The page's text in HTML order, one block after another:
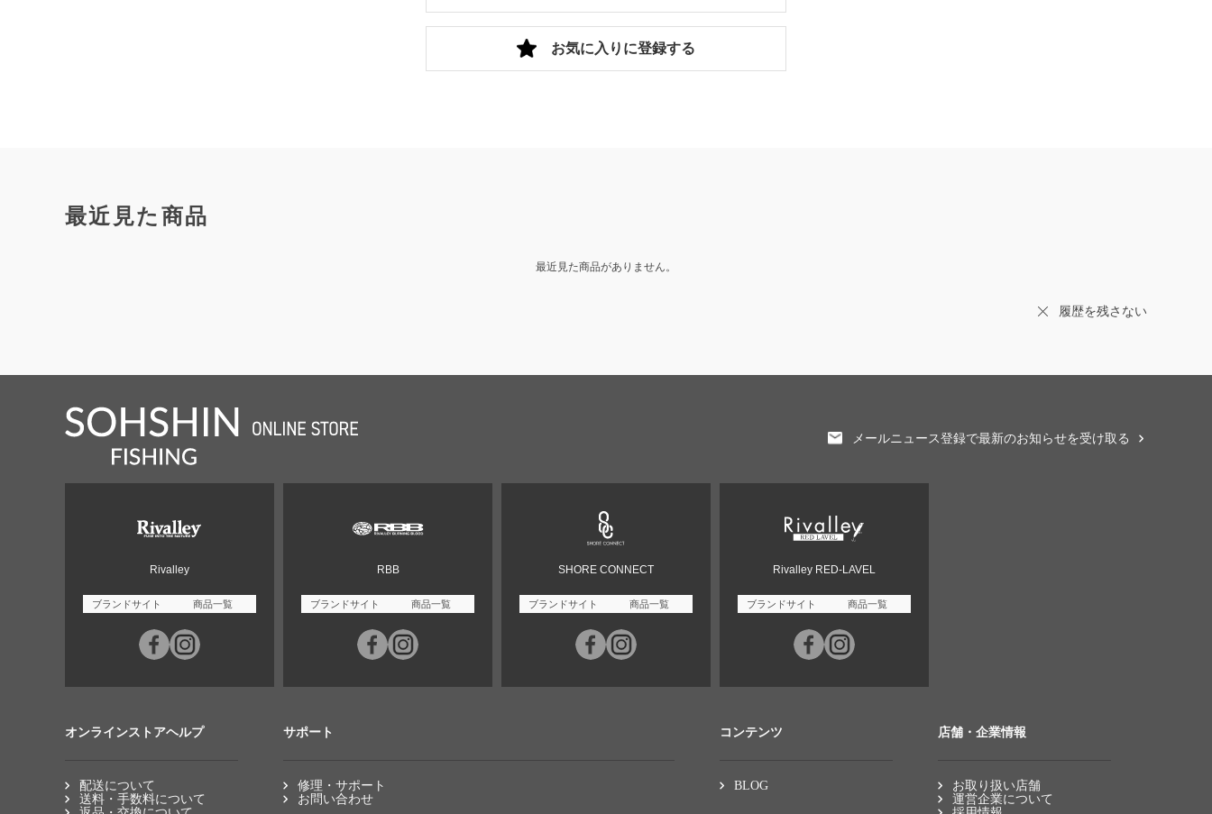
お気に入りに登録する
最近見た商品
最近見た商品がありません。
履歴を残さない
メールニュース登録で最新のお知らせを受け取る
Rivalley
ブランドサイト 商品一覧
RBB
ブランドサイト 商品一覧
SHORE CONNECT
ブランドサイト 商品一覧
Rivalley RED-LAVEL
ブランドサイト 商品一覧
オンラインストアヘルプ
配送について
送料・手数料について
サポート
修理・サポート
お問い合わせ
コンテンツ
BLOG
店舗・企業情報
お取り扱い店舗
運営企業について